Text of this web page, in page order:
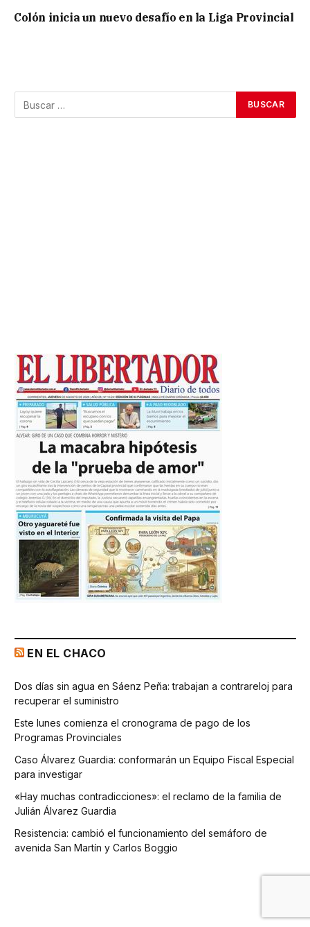
Colón inicia un nuevo desafío en la Liga Provincial
EN EL CHACO
Dos días sin agua en Sáenz Peña: trabajan a contrareloj para
recuperar el suministro
Este lunes comienza el cronograma de pago de los
Programas Provinciales
Caso Álvarez Guardia: conformarán un Equipo Fiscal Especial
para investigar
«Hay muchas contradicciones»: el reclamo de la familia de
Julián Álvarez Guardia
Resistencia: cambió el funcionamiento del semáforo de
avenida San Martín y Carlos Boggio